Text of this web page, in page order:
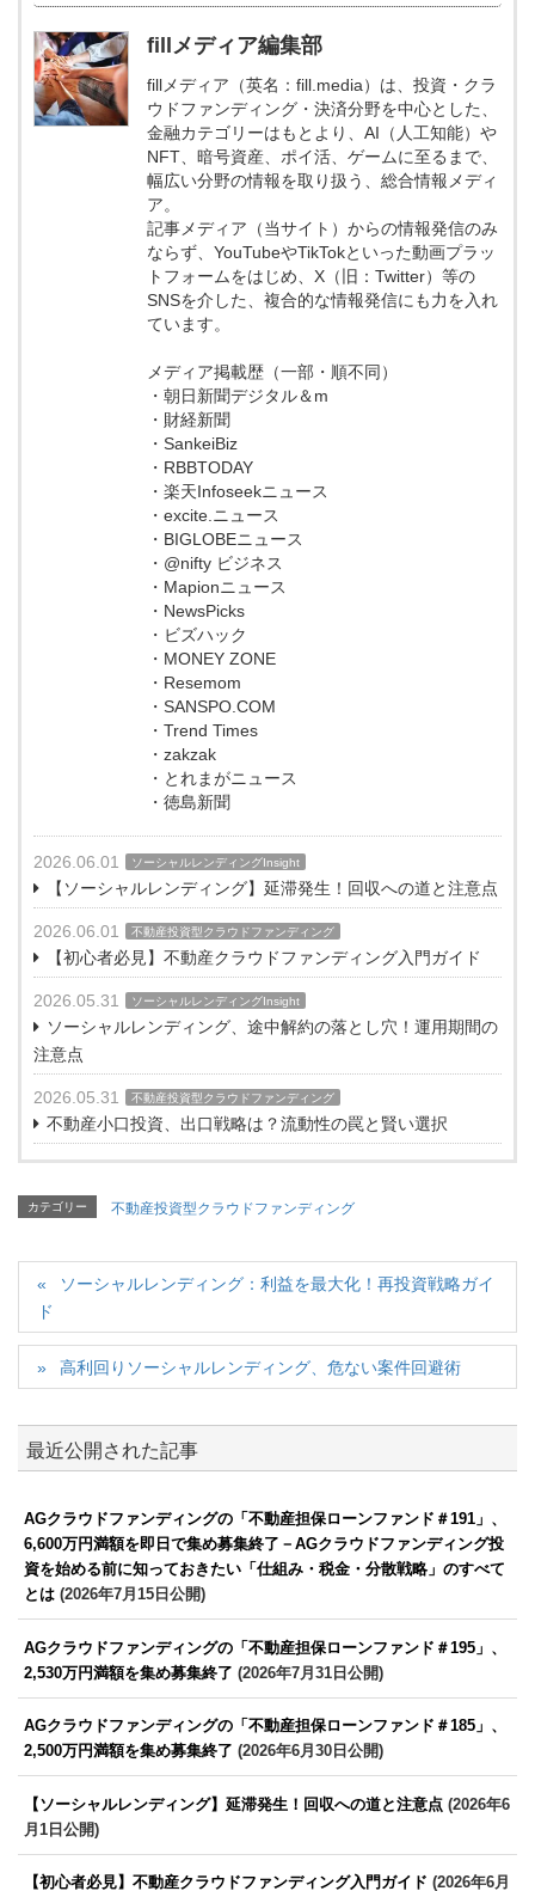
fillメディア編集部
fillメディア（英名：fill.media）は、投資・クラ
ウドファンディング・決済分野を中心とした、
金融カテゴリーはもとより、AI（人工知能）や
NFT、暗号資産、ポイ活、ゲームに至るまで、
幅広い分野の情報を取り扱う、総合情報メディ
ア。
記事メディア（当サイト）からの情報発信のみ
ならず、YouTubeやTikTokといった動画プラッ
トフォームをはじめ、X（旧：Twitter）等の
SNSを介した、複合的な情報発信にも力を入れ
ています。
メディア掲載歴（一部・順不同）
・朝日新聞デジタル＆m
・財経新聞
・SankeiBiz
・RBBTODAY
・楽天Infoseekニュース
・excite.ニュース
・BIGLOBEニュース
・@nifty ビジネス
・Mapionニュース
・NewsPicks
・ビズハック
・MONEY ZONE
・Resemom
・SANSPO.COM
・Trend Times
・zakzak
・とれまがニュース
・徳島新聞
2026.06.01 ソーシャルレンディングInsight
【ソーシャルレンディング】延滞発生！回収への道と注意点
2026.06.01 不動産投資型クラウドファンディング
【初心者必見】不動産クラウドファンディング入門ガイド
2026.05.31 ソーシャルレンディングInsight
ソーシャルレンディング、途中解約の落とし穴！運用期間の
注意点
2026.05.31 不動産投資型クラウドファンディング
不動産小口投資、出口戦略は？流動性の罠と賢い選択
カテゴリー 不動産投資型クラウドファンディング
ソーシャルレンディング：利益を最大化！再投資戦略ガイ
ド
高利回りソーシャルレンディング、危ない案件回避術
最近公開された記事
AGクラウドファンディングの「不動産担保ローンファンド＃191」、
6,600万円満額を即日で集め募集終了－AGクラウドファンディング投
資を始める前に知っておきたい「仕組み・税金・分散戦略」のすべて
とは (2026年7月15日公開)
AGクラウドファンディングの「不動産担保ローンファンド＃195」、
2,530万円満額を集め募集終了 (2026年7月31日公開)
AGクラウドファンディングの「不動産担保ローンファンド＃185」、
2,500万円満額を集め募集終了 (2026年6月30日公開)
【ソーシャルレンディング】延滞発生！回収への道と注意点 (2026年6
月1日公開)
【初心者必見】不動産クラウドファンディング入門ガイド (2026年6月